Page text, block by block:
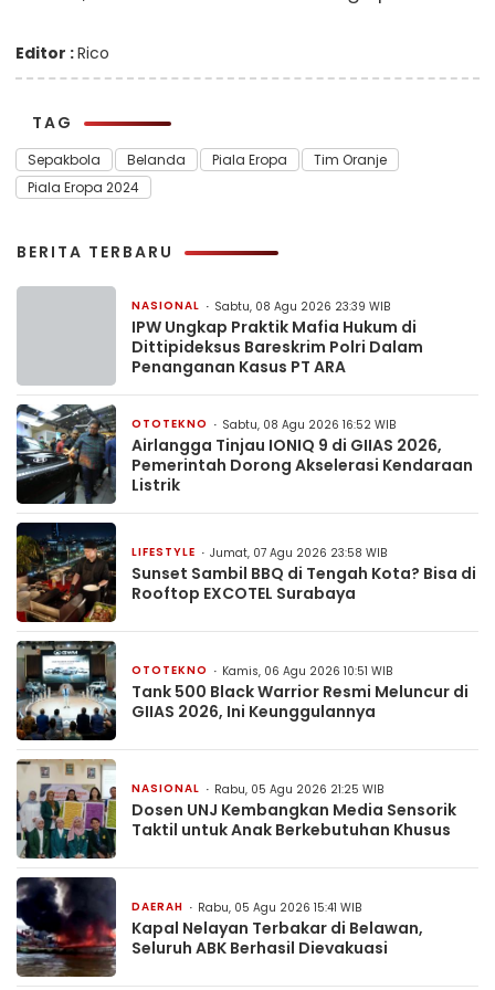
Editor :Rico
TAG
Sepakbola Belanda Piala Eropa
Tim Oranje
Piala Eropa 2024
BERITA TERBARU
NASIONAL Sabtu, 08 Agu 2026 23:39 WIB
IPW Ungkap Praktik Mafia Hukum di
Dittipideksus Bareskrim Polri Dalam
Penanganan Kasus PT ARA
OTOTEKNO Sabtu, 08 Agu 2026 16:52 WIB
Airlangga Tinjau IONIQ 9 di GIIAS 2026,
Pemerintah Dorong Akselerasi Kendaraan
Listrik
LIFESTYLE Jumat, 07 Agu 2026 23:58 WIB
Sunset Sambil BBQ di Tengah Kota? Bisa di
Rooftop EXCOTEL Surabaya
OTOTEKNO Kamis, 06 Agu 2026 10:51 WIB
Tank 500 Black Warrior Resmi Meluncur di
GIIAS 2026, Ini Keunggulannya
NASIONAL Rabu, 05 Agu 2026 21:25 WIB
Dosen UNJ Kembangkan Media Sensorik
Taktil untuk Anak Berkebutuhan Khusus
DAERAH Rabu, 05 Agu 2026 15:41 WIB
Kapal Nelayan Terbakar di Belawan,
Seluruh ABK Berhasil Dievakuasi